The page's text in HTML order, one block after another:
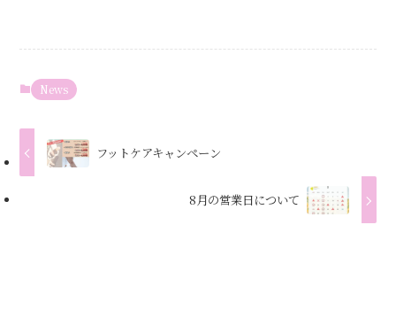
News
フットケアキャンペーン
8月の営業日について